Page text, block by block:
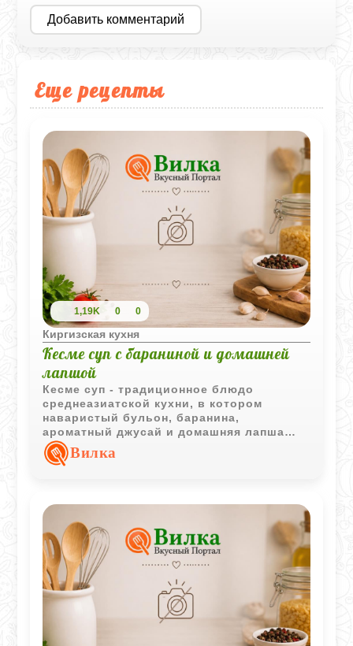
Добавить комментарий
Еще рецепты
1,19K 0 0
Киргизская кухня
Кесме суп с бараниной и домашней
лапшой
Кесме суп - традиционное блюдо
среднеазиатской кухни, в котором
наваристый бульон, баранина,
ароматный джусай и домашняя лапша
создают насыщенный и
сбалансированный вкус.
Вилка